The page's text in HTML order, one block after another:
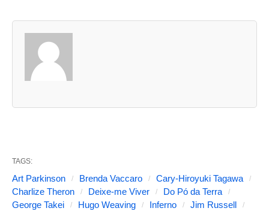
a
s
s
TAGS:
Art Parkinson Brenda Vaccaro
Cary-Hiroyuki Tagawa
Charlize Theron
Deixe-me Viver
Do Pó da Terra
George Takei
Hugo Weaving Inferno
Jim Russell